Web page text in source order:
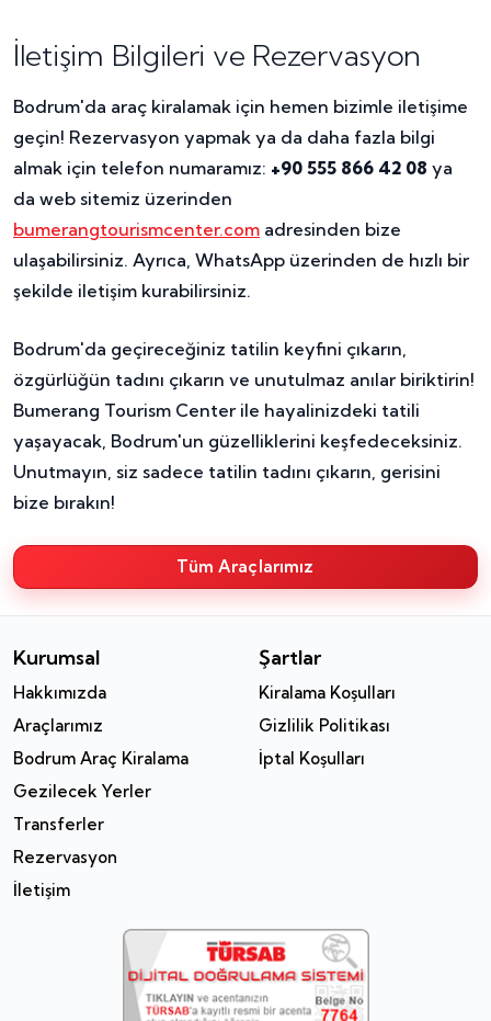
İletişim Bilgileri ve Rezervasyon
Bodrum'da araç kiralamak için hemen bizimle iletişime
geçin! Rezervasyon yapmak ya da daha fazla bilgi
almak için telefon numaramız: +90 555 866 42 08 ya
da web sitemiz üzerinden
bumerangtourismcenter.com adresinden bize
ulaşabilirsiniz. Ayrıca, WhatsApp üzerinden de hızlı bir
şekilde iletişim kurabilirsiniz.
Bodrum'da geçireceğiniz tatilin keyfini çıkarın,
özgürlüğün tadını çıkarın ve unutulmaz anılar biriktirin!
Bumerang Tourism Center ile hayalinizdeki tatili
yaşayacak, Bodrum'un güzelliklerini keşfedeceksiniz.
Unutmayın, siz sadece tatilin tadını çıkarın, gerisini
bize bırakın!
Tüm Araçlarımız
Kurumsal
Hakkımızda
Araçlarımız
Bodrum Araç Kiralama
Gezilecek Yerler
Transferler
Rezervasyon
İletişim
Şartlar
Kiralama Koşulları
Gizlilik Politikası
İptal Koşulları